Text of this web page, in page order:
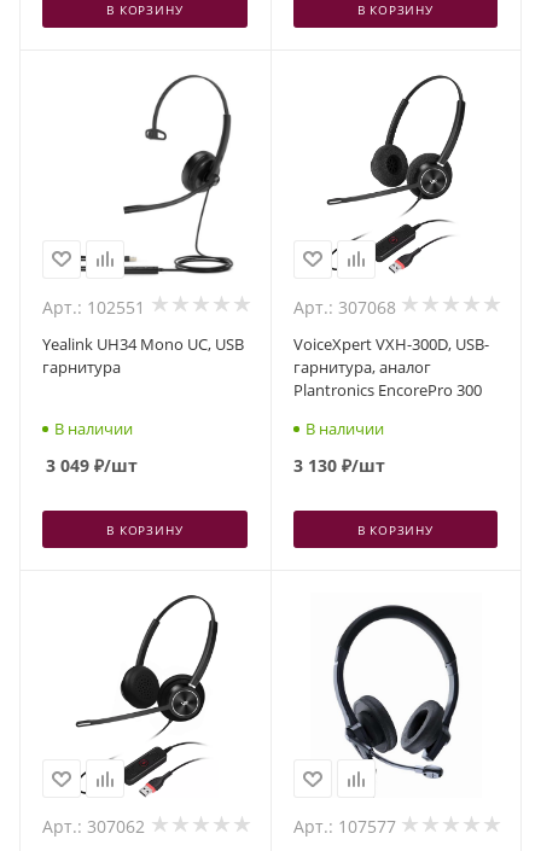
В КОРЗИНУ В КОРЗИНУ
Арт.: 102551
Yealink UH34 Mono UC, USB
гарнитура
В наличии
3 049 ₽/шт
В КОРЗИНУ
Арт.: 307068
VoiceXpert VXH-300D, USB-
гарнитура, аналог
Plantronics EncorePro 300
В наличии
3 130₽/шт
В КОРЗИНУ
Арт.: 307062 Арт.: 107577